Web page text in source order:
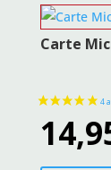
Carte